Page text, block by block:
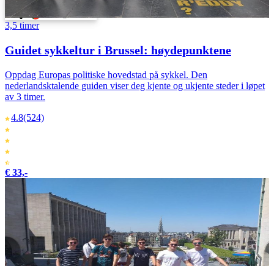
3,5 timer
Guidet sykkeltur i Brussel: høydepunktene
Oppdag Europas politiske hovedstad på sykkel. Den
nederlandsktalende guiden viser deg kjente og ukjente steder i løpet
av 3 timer.
4.8(524)
€ 33,-